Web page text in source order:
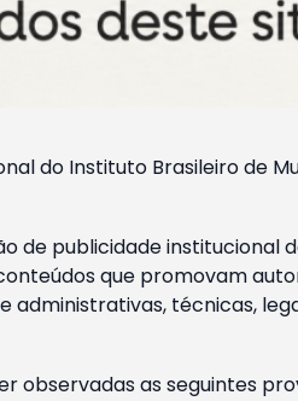
do Instituto Brasileiro de
de publicidade institucional
que promovam
técnicas,
observadas as seguintes